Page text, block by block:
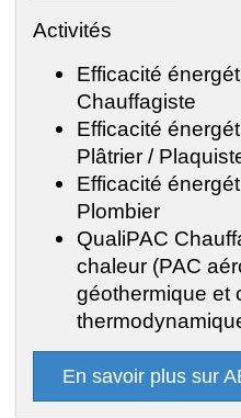
Activités
Efficacité
Chauffagiste
Efficacité
Plâtrier /
Efficacité
Plombier
QualiPAC
chaleur (PAC
géothermique et
En savoir plus sur